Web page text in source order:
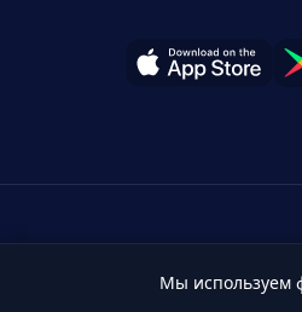
© Авторские права
Мы используем